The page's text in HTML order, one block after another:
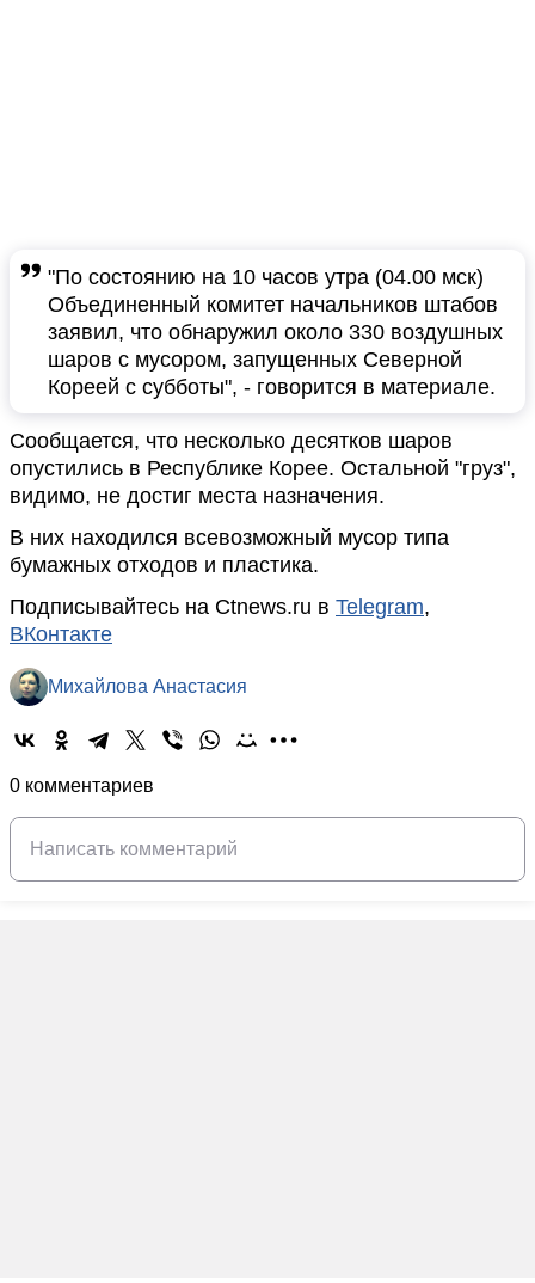
"По состоянию на 10 часов утра (04.00 мск)
Объединенный комитет начальников штабов
заявил, что обнаружил около 330 воздушных
шаров с мусором, запущенных Северной
Кореей с субботы", - говорится в материале.
Сообщается, что несколько десятков шаров
опустились в Республике Корее. Остальной "груз",
видимо, не достиг места назначения.
В них находился всевозможный мусор типа
бумажных отходов и пластика.
Подписывайтесь на Ctnews.ru в Telegram,
ВКонтакте
Михайлова Анастасия
0 комментариев